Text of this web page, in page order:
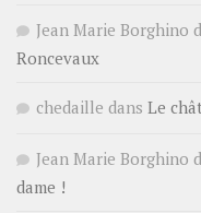
Jean Marie Borghino
Roncevaux
chedaille dans Le
Jean Marie Borghino
dame !